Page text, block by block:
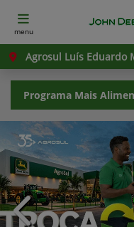
menu
Agrosul Luís Eduardo
Programa Mais